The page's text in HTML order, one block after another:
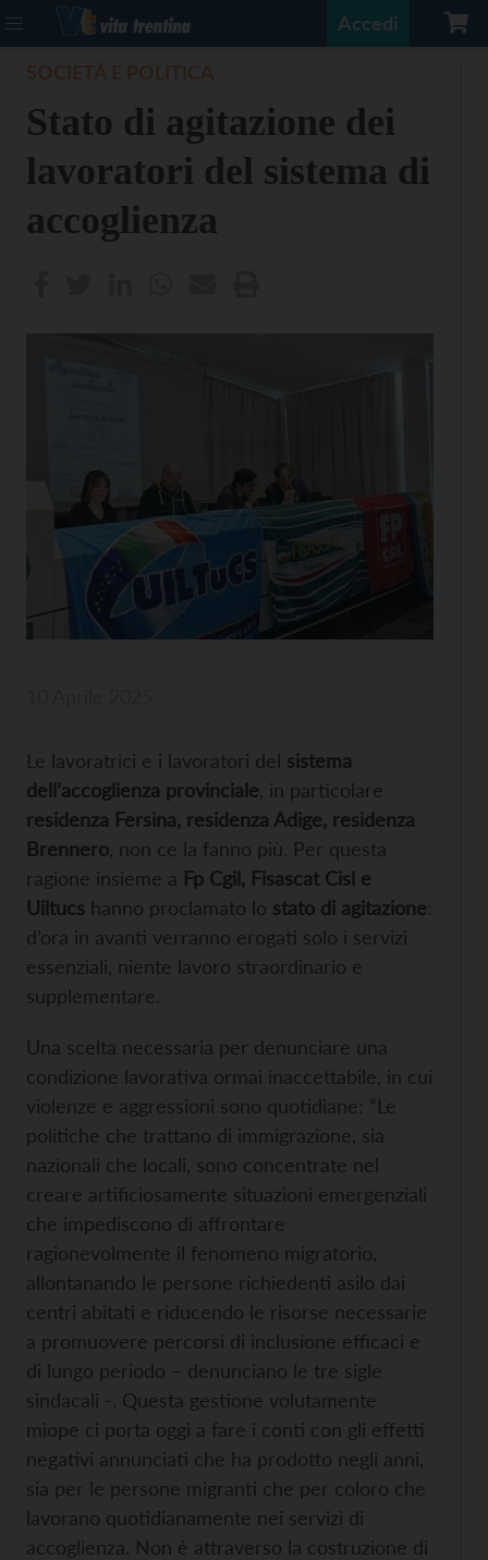
Accedi
Stato di agitazione dei
lavoratori del sistema di
accoglienza
Le lavoratrici e i lavoratori del sistema
dell’accoglienza provinciale , in particolare
residenza Fersina, residenza Adige, residenza
Brennero , non ce la fanno più. Per questa
ragione insieme a Fp Cgil, Fisascat Cisl e
Uiltucs hanno proclamato lo stato di agitazione:
d’ora in avanti verranno erogati solo i servizi
essenziali, niente lavoro straordinario e
supplementare.
Una scelta necessaria per denunciare una
condizione lavorativa ormai inaccettabile, in cui
violenze e aggressioni sono quotidiane: “Le
politiche che trattano di immigrazione, sia
nazionali che locali, sono concentrate nel
creare artificiosamente situazioni emergenziali
che impediscono di affrontare
ragionevolmente il fenomeno migratorio,
allontanando le persone richiedenti asilo dai
centri abitati e riducendo le risorse necessarie
a promuovere percorsi di inclusione efficaci e
di lungo periodo – denunciano le tre sigle
sindacali -. Questa gestione volutamente
miope ci porta oggi a fare i conti con gli effetti
negativi annunciati che ha prodotto negli anni,
sia per le persone migranti che per coloro che
lavorano quotidianamente nei servizi di
accoglienza. Non è attraverso la costruzione di